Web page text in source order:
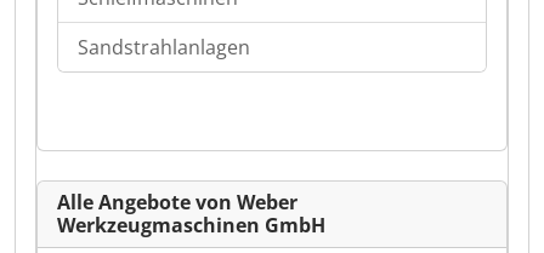
Sandstrahlanlagen
Alle Angebote von Weber
Werkzeugmaschinen GmbH